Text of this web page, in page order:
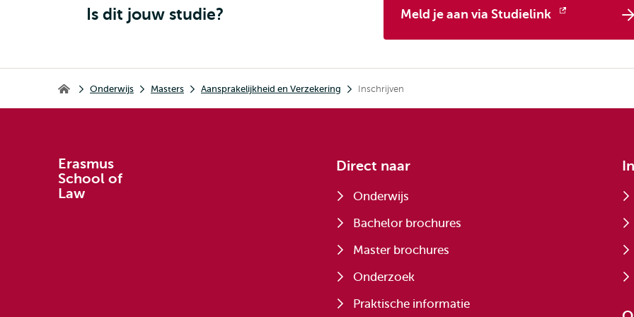
Is dit jouw studie? Meld je aan via Studielink
Opent
extern
Erasmus School of Law
Onderwijs Masters Aansprakelijkheid en Verzekering Inschrijven
Erasmus
School of
Law
Direct naar
Onderwijs
Bachelor brochures
Master brochures
Onderzoek
Praktische informatie